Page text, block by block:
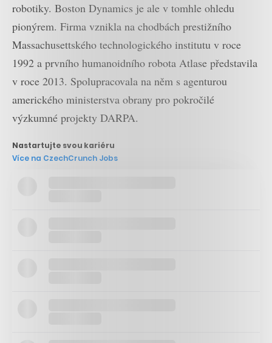
robotiky. Boston Dynamics je ale v tomhle ohledu
pionýrem. Firma vznikla na chodbách prestižního
Massachusettského technologického institutu v roce
1992 a prvního humanoidního robota Atlase představila
v roce 2013. Spolupracovala na něm s agenturou
amerického ministerstva obrany pro pokročilé
výzkumné projekty DARPA.
Nastartujte svou kariéru
Více na CzechCrunch Jobs